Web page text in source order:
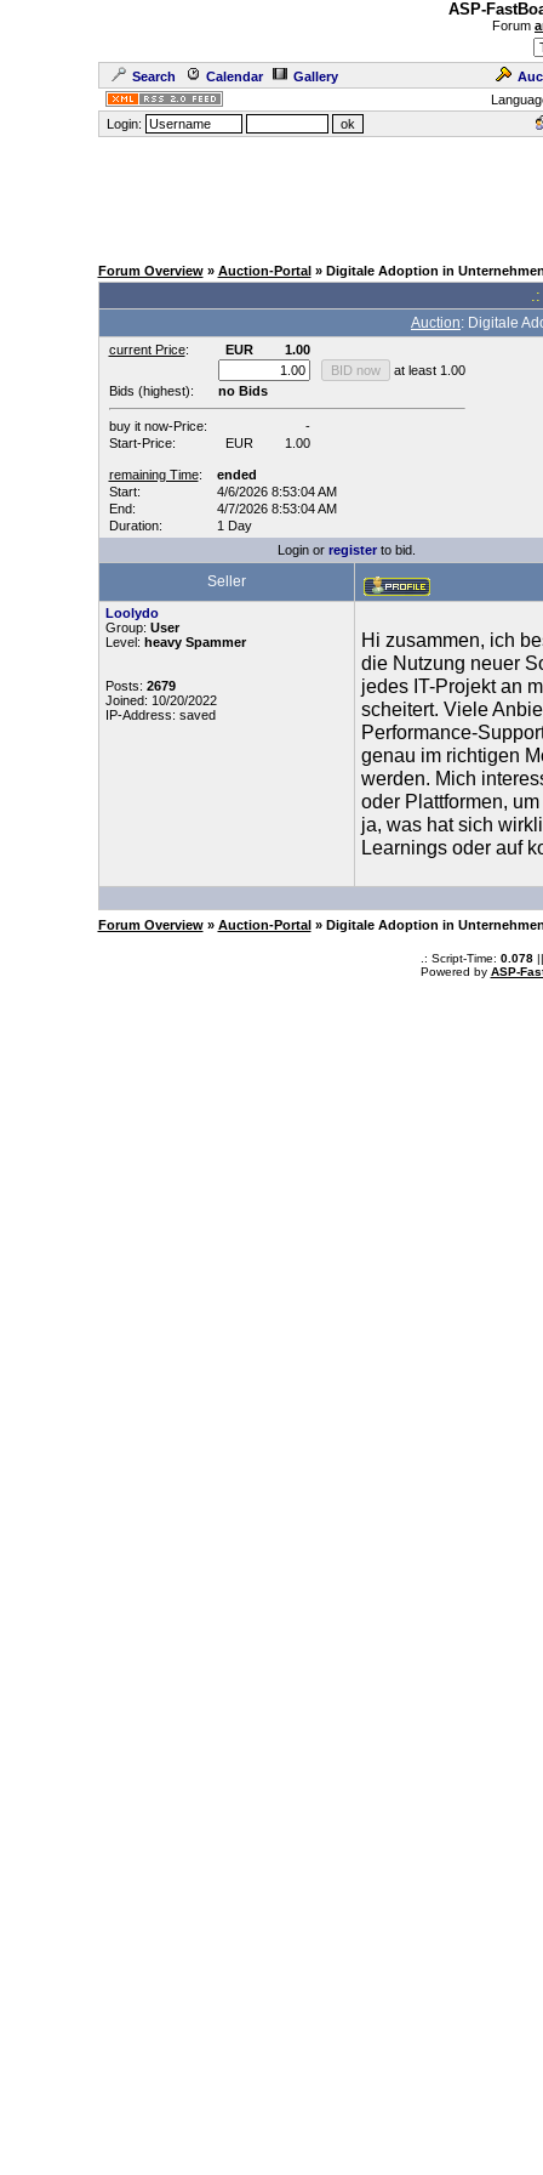
ASP-
Forum
Search Calendar Gallery
Login:
Forum Overview» Auction-Portal» Digitale Adoption in
Auction: Digitale
current Price: EUR
1.00
at least 1.00
Bids (highest):
no Bids
buy it now-Price:
-
Start-Price:
EUR 1.00
remaining Time:
ended
Start:
4/6/2026 8:53:04 AM
End:
4/7/2026 8:53:04 AM
Duration:
1 Day
Login or registerto bid.
Seller
Loolydo
Group: User
Level: heavy Spammer
Posts: 2679
Joined: 10/20/2022
IP-Address: saved
Hi zusammen, ich
die Nutzung neuer
jedes IT-Projekt an
scheitert. Viele
Performance-
genau im richtigen
werden. Mich
oder Plattformen,
ja, was hat sich
Learnings oder auf
Forum Overview» Auction-Portal» Digitale Adoption in
.: Script-Time: 0.078||
Powered by ASP-